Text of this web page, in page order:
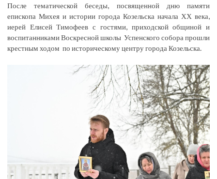
После тематической беседы, посвященной дню памяти
епископа Михея и истории города Козельска начала ХХ века,
иерей Елисей Тимофеев с гостями, приходской общиной и
воспитанниками Воскресной школы Успенского собора прошли
крестным ходом по историческому центру города Козельска.